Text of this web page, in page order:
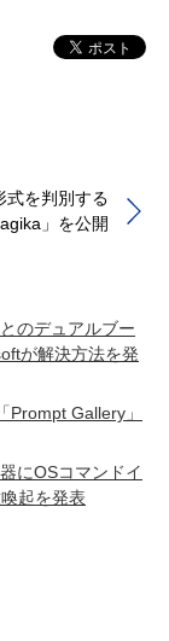
式を判別する
」を公開
のデュアルブー
が解決方法を発
Gallery」
にOSコマンドイ
起を発表